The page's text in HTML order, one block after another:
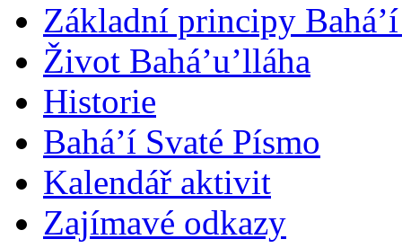
Základní principy
Život Bahá’u’lláha
Historie
Bahá’í Svaté Písmo
Kalendář aktivit
Zajímavé odkazy